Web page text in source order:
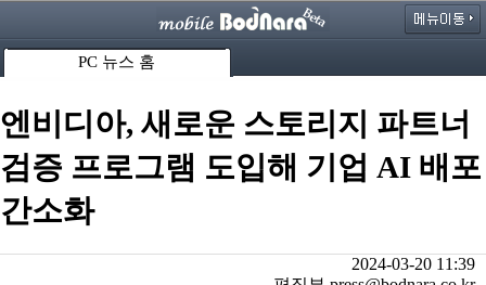
PC 뉴스 홈
엔비디아, 새로운 스토리지 파트너
검증 프로그램 도입해 기업 AI 배포
간소화
2024-03-20 11:39